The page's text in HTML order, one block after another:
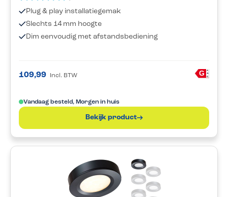
Plug & play installatiegemak
Slechts 14 mm hoogte
Dim eenvoudig met afstandsbediening
109,99 Incl. BTW G A
G
Vandaag besteld, Morgen in huis
Bekijk product